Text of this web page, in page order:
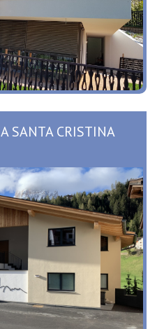
SANTA CRISTINA